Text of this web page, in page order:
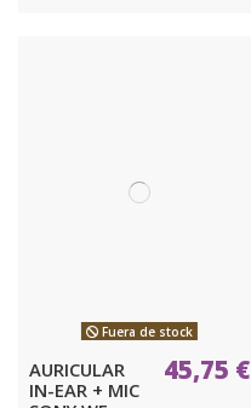
Fuera de stock
AURICULAR
IN-EAR + MIC
45,75 €